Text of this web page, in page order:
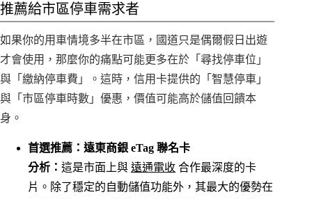
推薦給市區停車需求者
如果你的用車情境多半在市區，國道只是偶爾假日出遊
才會使用，那麼你的痛點可能更多在於「尋找停車位」
與「繳納停車費」。這時，信用卡提供的「智慧停車」
與「市區停車時數」優惠，價值可能高於儲值回饋本
身。
首選推薦：遠東商銀 eTag 聯名卡
分析： 這是市面上與 遠通電收 合作最深度的卡
片。除了穩定的自動儲值功能外，其最大的優勢在